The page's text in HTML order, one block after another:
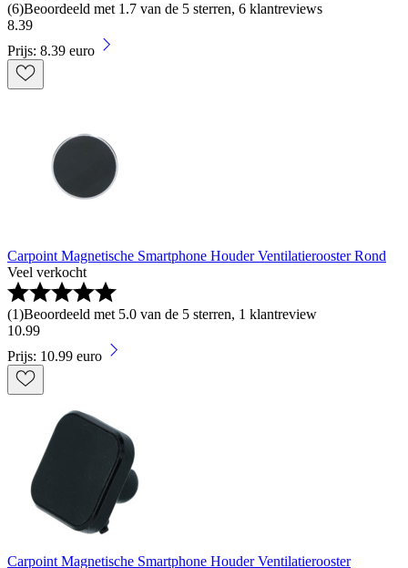
(6)Beoordeeld met 1.7 van de 5 sterren, 6 klantreviews
8.39
Prijs: 8.39 euro
Carpoint Magnetische Smartphone Houder Ventilatierooster Rond
Veel verkocht
(1)Beoordeeld met 5.0 van de 5 sterren, 1 klantreview
10.99
Prijs: 10.99 euro
Carpoint Magnetische Smartphone Houder Ventilatierooster